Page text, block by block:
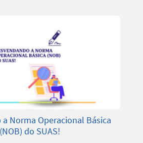
a Norma Operacional Básica
(NOB) do SUAS!